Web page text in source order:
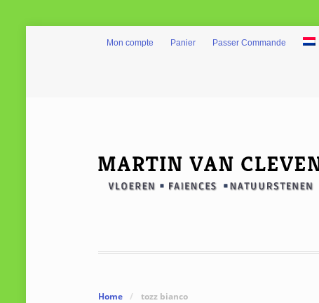
Mon compte Panier Passer Commande
Home / tozz bianco